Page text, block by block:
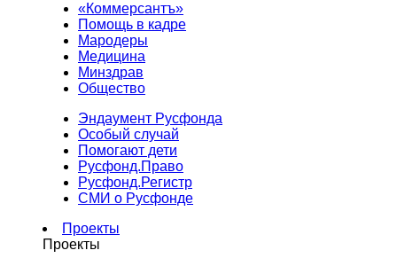
«Коммерсантъ»
Помощь в кадре
Мародеры
Медицина
Минздрав
Общество
Эндаумент Русфонда
Особый случай
Помогают дети
Русфонд.Право
Русфонд.Регистр
СМИ о Русфонде
Проекты
Проекты